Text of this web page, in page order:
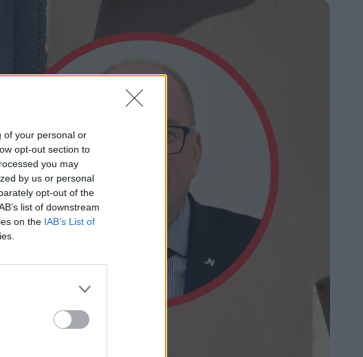
of your personal or
opt-out section to
you may
by us or personal
opt-out of the
list of downstream
on the IAB’s List of